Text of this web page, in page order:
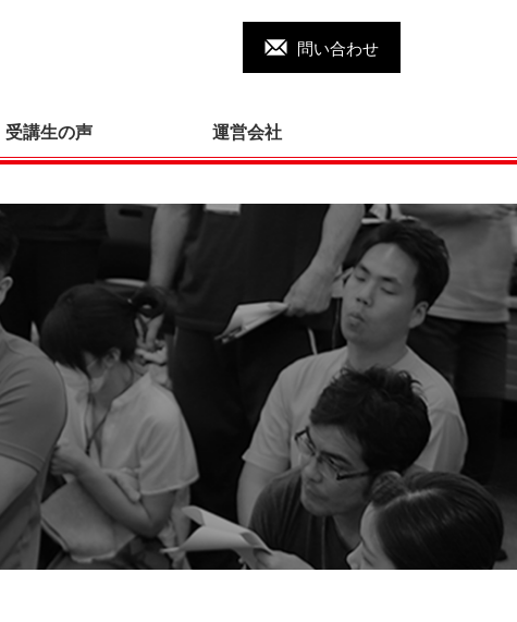
問い合わせ
受講生の声 運営会社